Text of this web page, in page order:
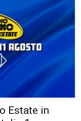
Estate in